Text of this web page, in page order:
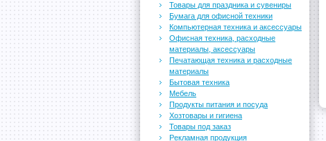
Товары для праздника и сувениры
Бумага для офисной техники
Компьютерная техника и аксессуары
Офисная техника, расходные
материалы, аксессуары
Печатающая техника и расходные
материалы
Бытовая техника
Мебель
Продукты питания и посуда
Хозтовары и гигиена
Товары под заказ
Рекламная продукция